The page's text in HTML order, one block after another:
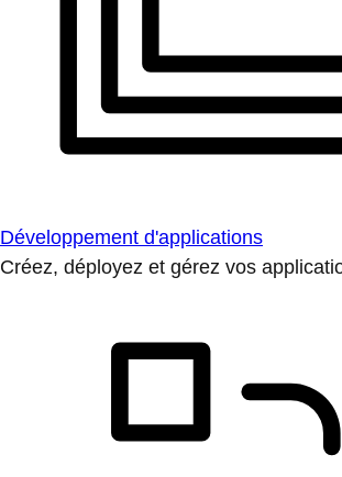
Développement d'applications
Créez, déployez et gérez vos